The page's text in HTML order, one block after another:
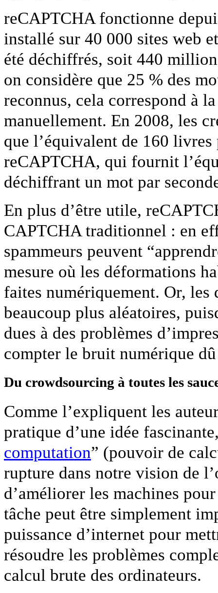
reCAPTCHA fonctionne
installé sur 40 000 sites web
été déchiffrés, soit 440
on considère que 25 % des
reconnus, cela correspond à
manuellement. En 2008, les
que l’équivalent de 160
reCAPTCHA, qui fournit
déchiffrant un mot par
En plus d’être utile,
CAPTCHA traditionnel : en
spammeurs peuvent
mesure où les déformations
faites numériquement. Or,
beaucoup plus aléatoires,
dues à des problèmes
compter le bruit numérique dû
Du crowdsourcing à toutes les
Comme l’expliquent les
pratique d’une idée
computation” (pouvoir de
rupture dans notre vision de
d’améliorer les machines
tâche peut être simplement
puissance d’internet pour
résoudre les problèmes
calcul brute des ordinateurs.